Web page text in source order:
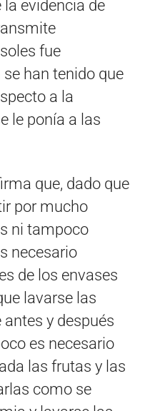
la evidencia de
fue
han tenido que
a la
le ponía a las
que, dado que
por mucho
ni tampoco
necesario
de los envases
lavarse las
y después
es necesario
las frutas y las
como se